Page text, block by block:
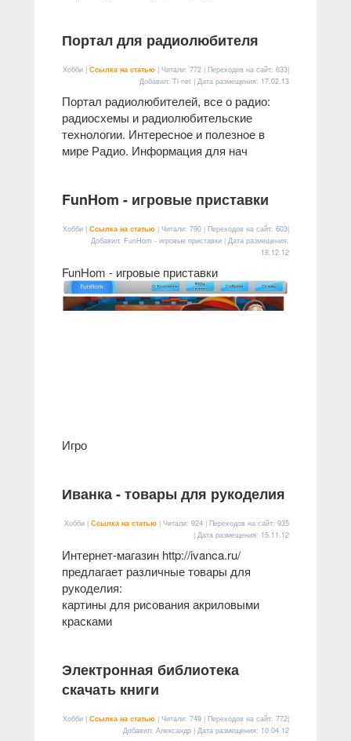
Портал для радиолюбителя
Хобби | Ссылка на статью | Читали: 772 | Переходов на сайт: 633|
Добавил: Tl-net | Дата размещения: 17.02.13
Портал радиолюбителей, все о радио:
радиосхемы и радиолюбительские
технологии. Интересное и полезное в
мире Радио. Информация для нач
FunHom - игровые приставки
Хобби | Ссылка на статью | Читали: 790 | Переходов на сайт: 603|
Добавил: FunHom - игровые приставки | Дата размещения:
18.12.12
FunHom - игровые приставки
Игро
Иванка - товары для рукоделия
Хобби | Ссылка на статью | Читали: 924 | Переходов на сайт: 935
| Дата размещения: 15.11.12
Интернет-магазин http://ivanca.ru/
предлагает различные товары для
рукоделия:
картины для рисования акриловыми
красками
Электронная библиотека
скачать книги
Хобби | Ссылка на статью | Читали: 749 | Переходов на сайт: 772|
Добавил: Александр | Дата размещения: 10.04.12